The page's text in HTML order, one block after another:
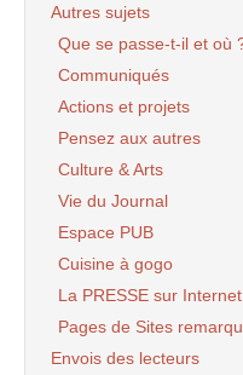
Autres sujets
Que se passe-t-il et où
Communiqués
Actions et projets
Pensez aux autres
Culture & Arts
Vie du Journal
Espace PUB
Cuisine à gogo
La PRESSE sur Internet
Pages de Sites
Envois des lecteurs